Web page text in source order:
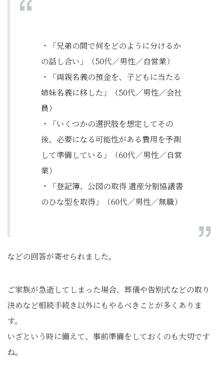
・「兄弟の間で何をどのように分けるか
の話し合い」（50代／男性／自営業）
・「両親名義の預金を、子どもに当たる
姉妹名義に移した」（50代／男性／会社
員）
・「いくつかの選択肢を想定してその
後、必要になる可能性がある費用を予測
して準備している」（60代／男性／自営
業）
・「登記簿、公図の取得 遺産分割協議書
のひな型を取得」（60代／男性／無職）
などの回答が寄せられました。
ご家族が急逝してしまった場合、葬儀や告別式などの取り
決めなど相続手続き以外にもやるべきことが多くありま
す。
いざという時に備えて、事前準備をしておくのも大切です
ね。